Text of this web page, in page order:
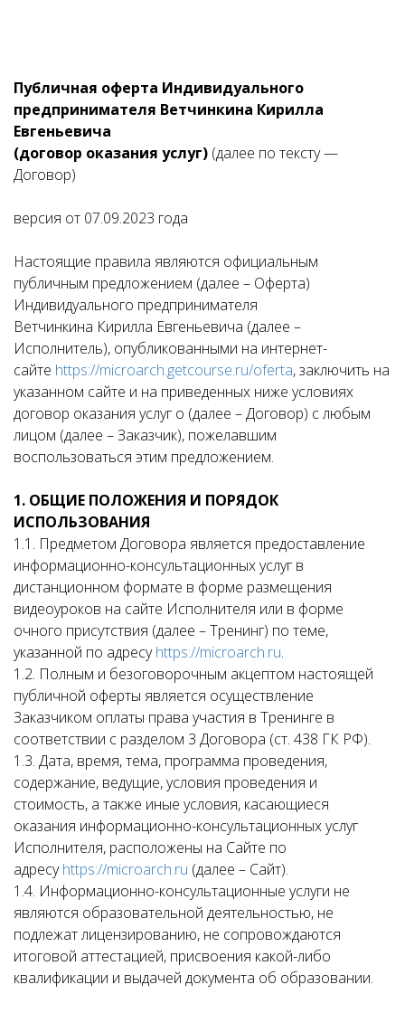
Публичная оферта Индивидуального
предпринимателя Ветчинкина Кирилла
Евгеньевича
(договор оказания услуг) (далее по тексту —
Договор)
версия от 07.09.2023 года
Настоящие правила являются официальным
публичным предложением (далее – Оферта)
Индивидуального предпринимателя
Ветчинкина Кирилла Евгеньевича (далее –
Исполнитель), опубликованными на интернет-
сайте https://microarch.getcourse.ru/oferta, заключить на
указанном сайте и на приведенных ниже условиях
договор оказания услуг о (далее – Договор) с любым
лицом (далее – Заказчик), пожелавшим
воспользоваться этим предложением.
1. ОБЩИЕ ПОЛОЖЕНИЯ И ПОРЯДОК
ИСПОЛЬЗОВАНИЯ
1.1. Предметом Договора является предоставление
информационно-консультационных услуг в
дистанционном формате в форме размещения
видеоуроков на сайте Исполнителя или в форме
очного присутствия (далее – Тренинг) по теме,
указанной по адресуhttps://microarch.ru.
1.2. Полным и безоговорочным акцептом настоящей
публичной оферты является осуществление
Заказчиком оплаты права участия в Тренинге в
соответствии с разделом 3 Договора (ст. 438 ГК РФ).
1.3. Дата, время, тема, программа проведения,
содержание, ведущие, условия проведения и
стоимость, а также иные условия, касающиеся
оказания информационно-консультационных услуг
Исполнителя, расположены на Сайте по
адресуhttps://microarch.ru (далее – Сайт).
1.4. Информационно-консультационные услуги не
являются образовательной деятельностью, не
подлежат лицензированию, не сопровождаются
итоговой аттестацией, присвоения какой-либо
квалификации и выдачей документа об образовании.